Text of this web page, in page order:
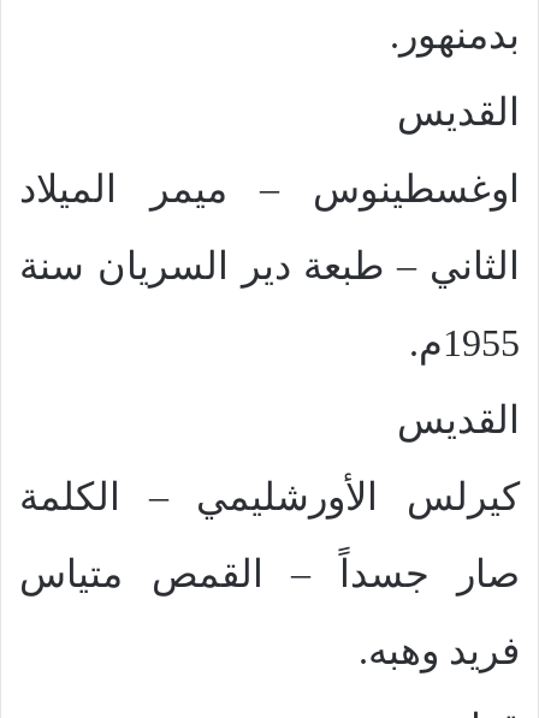
بدمنهور.
القديس
اوغسطينوس – ميمر الميلاد
الثاني – طبعة دير السريان سنة
1955م.
القديس
كيرلس الأورشليمي – الكلمة
صار جسداً – القمص متياس
فريد وهبه.